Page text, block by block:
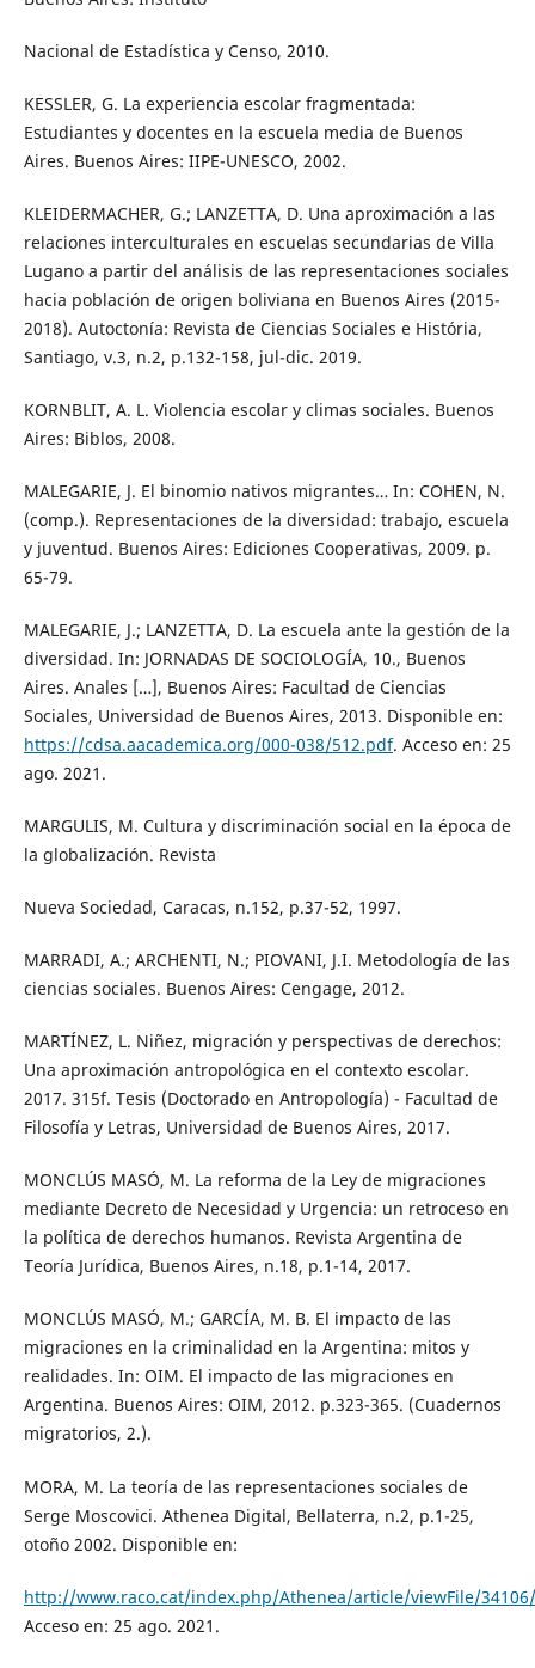
Nacional de Estadística y Censo, 2010.
KESSLER, G. La experiencia escolar fragmentada:
Estudiantes y docentes en la escuela media de Buenos
Aires. Buenos Aires: IIPE-UNESCO, 2002.
KLEIDERMACHER, G.; LANZETTA, D. Una aproximación a las
relaciones interculturales en escuelas secundarias de Villa
Lugano a partir del análisis de las representaciones sociales
hacia población de origen boliviana en Buenos Aires (2015-
2018). Autoctonía: Revista de Ciencias Sociales e História,
Santiago, v.3, n.2, p.132-158, jul-dic. 2019.
KORNBLIT, A. L. Violencia escolar y climas sociales. Buenos
Aires: Biblos, 2008.
MALEGARIE, J. El binomio nativos migrantes… In: COHEN, N.
(comp.). Representaciones de la diversidad: trabajo, escuela
y juventud. Buenos Aires: Ediciones Cooperativas, 2009. p.
65-79.
MALEGARIE, J.; LANZETTA, D. La escuela ante la gestión de la
diversidad. In: JORNADAS DE SOCIOLOGÍA, 10., Buenos
Aires. Anales […], Buenos Aires: Facultad de Ciencias
Sociales, Universidad de Buenos Aires, 2013. Disponible en:
https://cdsa.aacademica.org/000-038/512.pdf. Acceso en: 25
ago. 2021.
MARGULIS, M. Cultura y discriminación social en la época de
la globalización. Revista
Nueva Sociedad, Caracas, n.152, p.37-52, 1997.
MARRADI, A.; ARCHENTI, N.; PIOVANI, J.I. Metodología de las
ciencias sociales. Buenos Aires: Cengage, 2012.
MARTÍNEZ, L. Niñez, migración y perspectivas de derechos:
Una aproximación antropológica en el contexto escolar.
2017. 315f. Tesis (Doctorado en Antropología) - Facultad de
Filosofía y Letras, Universidad de Buenos Aires, 2017.
MONCLÚS MASÓ, M. La reforma de la Ley de migraciones
mediante Decreto de Necesidad y Urgencia: un retroceso en
la política de derechos humanos. Revista Argentina de
Teoría Jurídica, Buenos Aires, n.18, p.1-14, 2017.
MONCLÚS MASÓ, M.; GARCÍA, M. B. El impacto de las
migraciones en la criminalidad en la Argentina: mitos y
realidades. In: OIM. El impacto de las migraciones en
Argentina. Buenos Aires: OIM, 2012. p.323-365. (Cuadernos
migratorios, 2.).
MORA, M. La teoría de las representaciones sociales de
Serge Moscovici. Athenea Digital, Bellaterra, n.2, p.1-25,
otoño 2002. Disponible en:
http://www.raco.cat/index.php/Athenea/article/viewFile/
Acceso en: 25 ago. 2021.